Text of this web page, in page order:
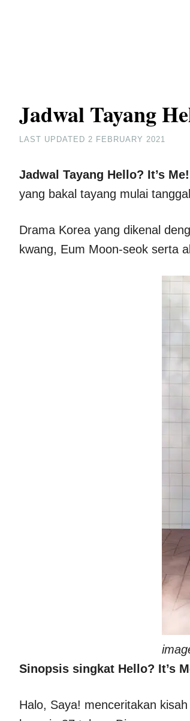
Jadwal Tayang
LAST UPDATED 2 FEBRUARY 2021
Jadwal Tayang Hello? It’s
yang bakal tayang mulai
Drama Korea yang dikenal
kwang, Eum Moon-seok serta
Sinopsis singkat Hello? It’s
Halo, Saya! menceritakan